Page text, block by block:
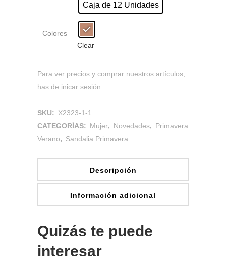
Caja de 12 Unidades
Colores
Clear
Para ver precios y comprar nuestros artículos,
has de inicar sesión
SKU: X2323-1-1
CATEGORÍAS: Mujer, Novedades, Primavera
Verano, Sandalia Primavera
Descripción
Información adicional
Quizás te puede
interesar